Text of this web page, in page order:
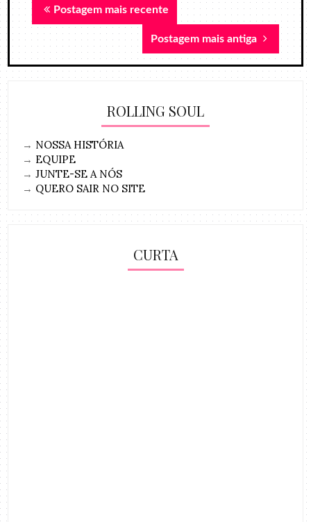
Postagem mais recente
Postagem mais antiga
ROLLING SOUL
→ NOSSA HISTÓRIA
→ EQUIPE
→JUNTE-SE A NÓS
→ QUERO SAIR NO SITE
CURTA